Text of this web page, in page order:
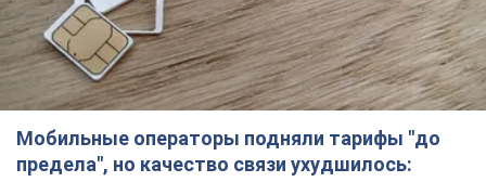
Мобильные операторы подняли тарифы "до
предела", но качество связи ухудшилось: